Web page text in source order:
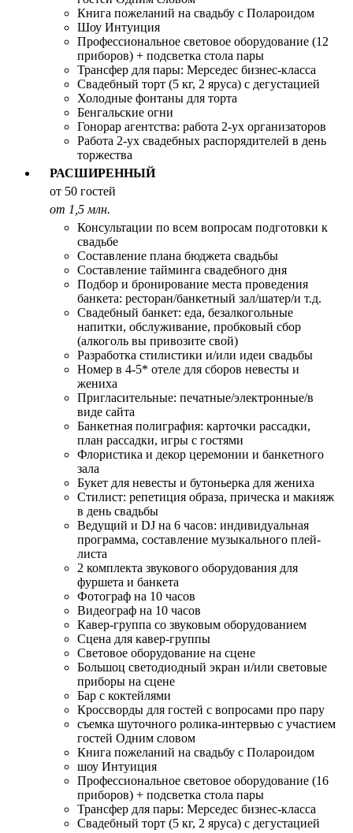
Книга пожеланий на свадьбу с Полароидом
Шоу Интуиция
Профессиональное световое оборудование (12
приборов) + подсветка стола пары
Трансфер для пары: Мерседес бизнес-класса
Свадебный торт (5 кг, 2 яруса) с дегустацией
Холодные фонтаны для торта
Бенгальские огни
Гонорар агентства: работа 2-ух организаторов
Работа 2-ух свадебных распорядителей в день
торжества
РАСШИРЕННЫЙ
от 50 гостей
от 1,5 млн.
Консультации по всем вопросам подготовки к
свадьбе
Составление плана бюджета свадьбы
Составление тайминга свадебного дня
Подбор и бронирование места проведения
банкета: ресторан/банкетный зал/шатер/и т.д.
Свадебный банкет: еда, безалкогольные
напитки, обслуживание, пробковый сбор
(алкоголь вы привозите свой)
Разработка стилистики и/или идеи свадьбы
Номер в 4-5* отеле для сборов невесты и
жениха
Пригласительные: печатные/электронные/в
виде сайта
Банкетная полиграфия: карточки рассадки,
план рассадки, игры с гостями
Флористика и декор церемонии и банкетного
зала
Букет для невесты и бутоньерка для жениха
Стилист: репетиция образа, прическа и макияж
в день свадьбы
Ведущий и DJ на 6 часов: индивидуальная
программа, составление музыкального плей-
листа
2 комплекта звукового оборудования для
фуршета и банкета
Фотограф на 10 часов
Видеограф на 10 часов
Кавер-группа со звуковым оборудованием
Сцена для кавер-группы
Световое оборудование на сцене
Большоц светодиодный экран и/или световые
приборы на сцене
Бар с коктейлями
Кроссворды для гостей с вопросами про пару
съемка шуточного ролика-интервью с участием
гостей Одним словом
Книга пожеланий на свадьбу с Полароидом
шоу Интуиция
Профессиональное световое оборудование (16
приборов) + подсветка стола пары
Трансфер для пары: Мерседес бизнес-класса
Свадебный торт (5 кг, 2 яруса) с дегустацией